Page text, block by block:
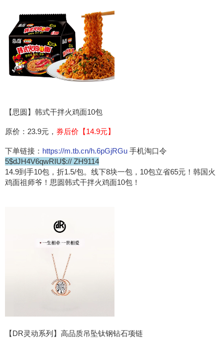
【思圆】韩式干拌火鸡面10包
原价：23.9元， 券后价【14.9元】
下单链接： https://m.tb.cn/h.6pGjRGu 手机淘口令
5$dJH4V6qwRIU$:// ZH9114
14.9到手10包，折1.5/包。线下8块一包，10包立省65元！韩国火
鸡面祖师爷！思圆韩式干拌火鸡面10包！
【DR灵动系列】高品质吊坠钛钢钻石项链